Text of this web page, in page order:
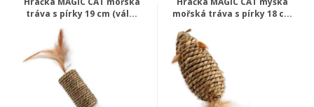
tráva s pírky 19 cm (vál...
mořská tráva s pírky 18 c...